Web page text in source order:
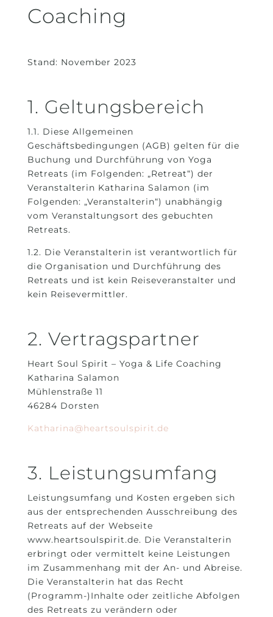
Coaching
Stand: November 2023
1. Geltungsbereich
1.1. Diese Allgemeinen
Geschäftsbedingungen (AGB) gelten für die
Buchung und Durchführung von Yoga
Retreats (im Folgenden: „Retreat“) der
Veranstalterin Katharina Salamon (im
Folgenden: „Veranstalterin“) unabhängig
vom Veranstaltungsort des gebuchten
Retreats.
1.2. Die Veranstalterin ist verantwortlich für
die Organisation und Durchführung des
Retreats und ist kein Reiseveranstalter und
kein Reisevermittler.
2. Vertragspartner
Heart Soul Spirit – Yoga & Life Coaching
Katharina Salamon
Mühlenstraße 11
46284 Dorsten
Katharina@heartsoulspirit.de
3. Leistungsumfang
Leistungsumfang und Kosten ergeben sich
aus der entsprechenden Ausschreibung des
Retreats auf der Webseite
www.heartsoulspirit.de. Die Veranstalterin
erbringt oder vermittelt keine Leistungen
im Zusammenhang mit der An- und Abreise.
Die Veranstalterin hat das Recht
(Programm-)Inhalte oder zeitliche Abfolgen
des Retreats zu verändern oder